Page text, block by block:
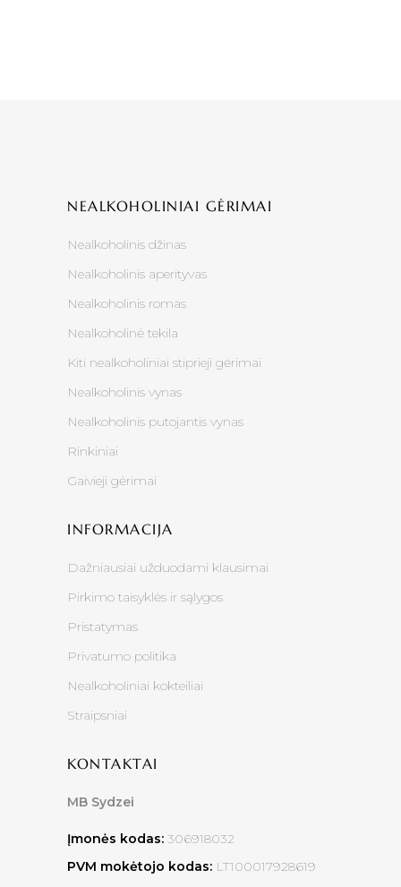
NEALKOHOLINIAI GĖRIMAI
Nealkoholinis džinas
Nealkoholinis aperityvas
Nealkoholinis romas
Nealkoholinė tekila
Kiti nealkoholiniai stiprieji gėrimai
Nealkoholinis vynas
Nealkoholinis putojantis vynas
Rinkiniai
Gaivieji gėrimai
INFORMACIJA
Dažniausiai užduodami klausimai
Pirkimo taisyklės ir sąlygos
Pristatymas
Privatumo politika
Nealkoholiniai kokteiliai
Straipsniai
KONTAKTAI
MB Sydzei
Įmonės kodas: 306918032
PVM mokėtojo kodas: LT100017928619